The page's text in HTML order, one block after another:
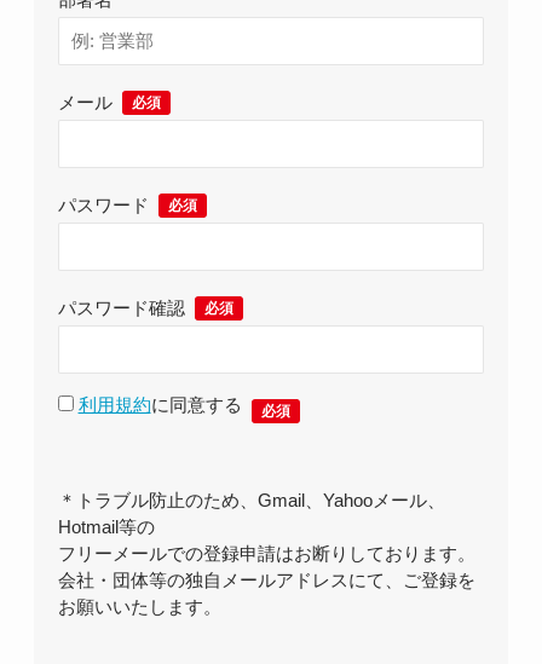
メール
パスワード
パスワード確認
利用規約に同意する
＊トラブル防止のため、Gmail、Yahooメール、
Hotmail等の
フリーメールでの登録申請はお断りしております。
会社・団体等の独自メールアドレスにて、ご登録を
お願いいたします。